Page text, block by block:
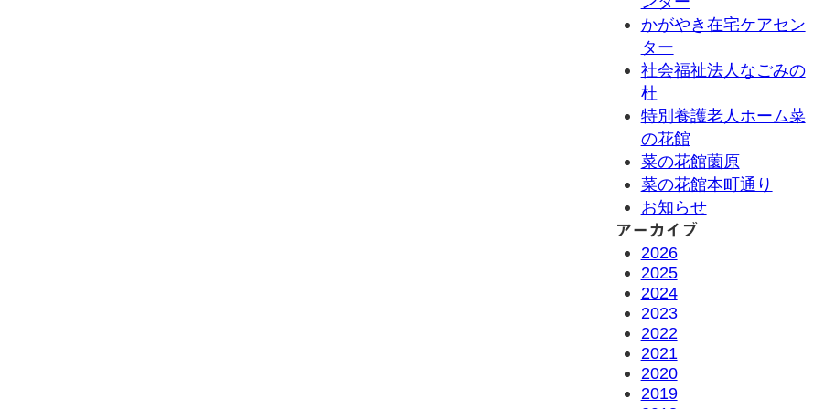
かがやき在宅ケアセン
ター
社会福祉法人なごみの
杜
特別養護老人ホーム菜
の花館
菜の花館薗原
菜の花館本町通り
お知らせ
アーカイブ
2026
2025
2024
2023
2022
2021
2020
2019